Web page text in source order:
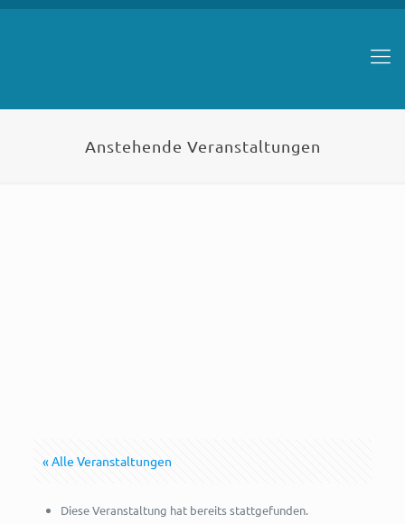
Anstehende Veranstaltungen
« Alle Veranstaltungen
Diese Veranstaltung hat bereits stattgefunden.